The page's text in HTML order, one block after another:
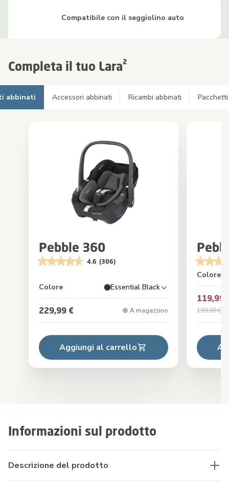
Informazioni sul prodotto
Descrizione del prodotto
Compatibile con il seggiolino auto
Completa il tuo Lara²
abbinati Accessori abbinati Ricambi abbinati
Pebble 360
4.6 (306)
Colore Essential Black
229,99 € A magazzino
Aggiungi al carrello
Colore
119,99
199,99 €